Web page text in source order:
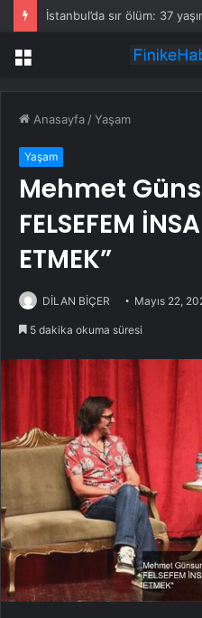
Menü
Anasayfa /Yaşam
Yaşam
Mehmet
FELSEFEM
ETMEK”
DİLAN BİÇER Mayıs 22,
5 dakika okuma süresi